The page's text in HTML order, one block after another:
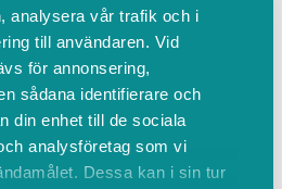
analysera vår trafik och i
till användaren. Vid
för annonsering,
sådana identifierare och
din enhet till de sociala
analysföretag som vi
Dessa kan i sin tur